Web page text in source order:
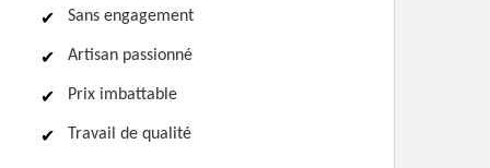
Sans engagement
Artisan passionné
Prix imbattable
Travail de qualité